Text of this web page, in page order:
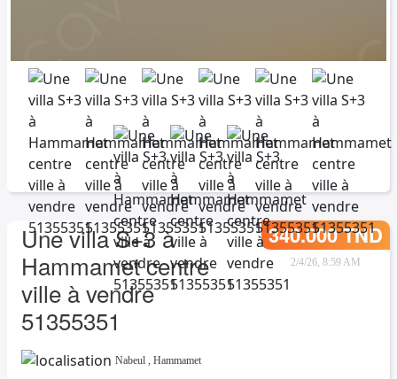
Une villa S+3 à
Hammamet centre
ville à vendre
51355351
340.000 TND
2/4/26, 8:59 AM
Nabeul , Hammamet